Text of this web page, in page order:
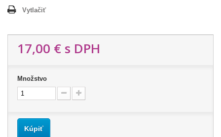
Vytlačiť
17,00 € s DPH
Množstvo
Kúpiť